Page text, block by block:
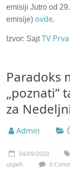
emisiji Jutro od
emisije) ovde.
Izvor: SajtTV Prva
Paradoks
„poznati”
za
Admin
04/09/2020
uspeh
0